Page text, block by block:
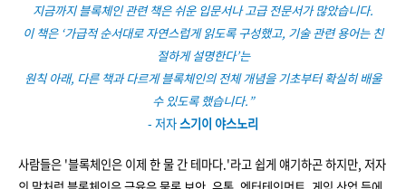
지금까지 블록체인 관련 책은 쉬운 입문서나 고급 전문서가 많았습니다.
이 책은 ‘가급적 순서대로 자연스럽게 읽도록 구성했고, 기술 관련 용어는 친
절하게 설명한다’는
원칙 아래, 다른 책과 다르게 블록체인의 전체 개념을 기초부터 확실히 배울
수 있도록 했습니다.”
- 저자스기이 야스노리
사람들은 '블록체인은 이제 한 물 간 테마다.'라고 쉽게 얘기하곤 하지만, 저자